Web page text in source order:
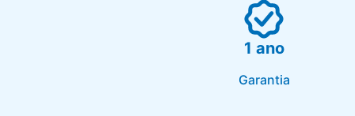
1 ano
Garantia